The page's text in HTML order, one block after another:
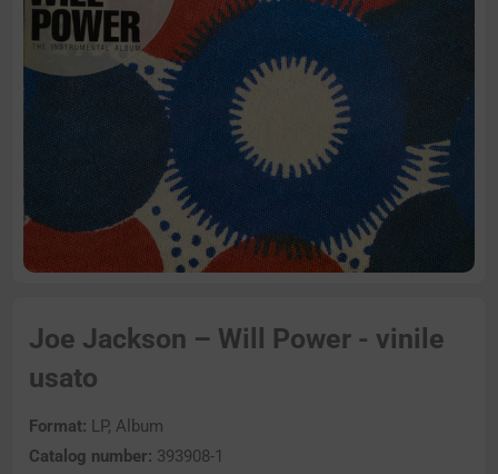
Joe Jackson – Will Power - vinile
usato
Format: LP, Album
Catalog number: 393908-1